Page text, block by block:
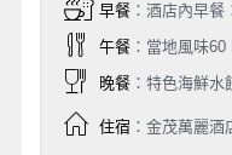
早餐：酒店內早餐
午餐：當地風味60
晚餐：特色海鮮水
住宿：金茂萬麗酒